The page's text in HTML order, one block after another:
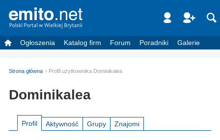
Ogłoszenia Katalog firm Forum Poradniki Galerie
Strona główna Profil użytkownika Dominikalea
Dominikalea
Profil Aktywność Grupy Znajomi